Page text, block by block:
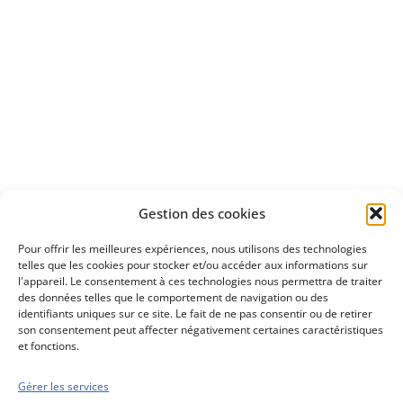
Gestion des cookies
Pour offrir les meilleures expériences, nous utilisons des technologies
telles que les cookies pour stocker et/ou accéder aux informations sur
l'appareil. Le consentement à ces technologies nous permettra de traiter
des données telles que le comportement de navigation ou des
identifiants uniques sur ce site. Le fait de ne pas consentir ou de retirer
son consentement peut affecter négativement certaines caractéristiques
et fonctions.
Gérer les services
Découvrez
Conseils boursiers depuis 1952